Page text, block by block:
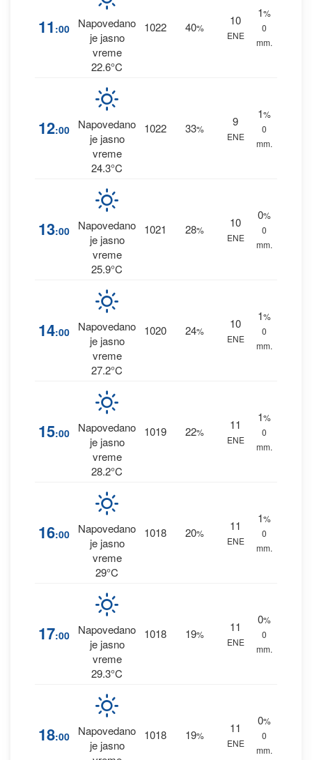
11 :00
Napovedano
je jasno
vreme
22.6°C
1022 40%
10
ENE
1%
0
mm.
12:00
Napovedano
je jasno
vreme
24.3°C
1022 33%
9
ENE
1%
0
mm.
13:00
Napovedano
je jasno
vreme
25.9°C
1021 28%
10
ENE
0%
0
mm.
14:00
Napovedano
je jasno
vreme
27.2°C
1020 24%
10
ENE
1%
0
mm.
15:00
Napovedano
je jasno
vreme
28.2°C
1019 22%
11
ENE
1%
0
mm.
16:00
Napovedano
je jasno
vreme
29°C
1018 20%
11
ENE
1%
0
mm.
17:00
Napovedano
je jasno
vreme
29.3°C
1018 19%
11
ENE
0%
0
mm.
18:00
Napovedano
je jasno
1018 19%
11
ENE
0%
0
mm.